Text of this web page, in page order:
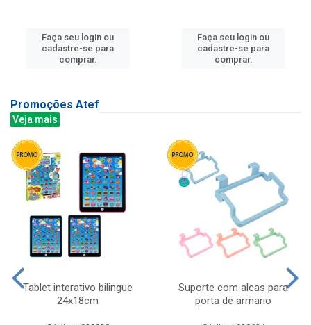
Faça seu login ou
cadastre-se para
comprar.
Faça seu login ou
cadastre-se para
comprar.
Promoções Atef
Veja mais
Tablet interativo bilingue
24x18cm
Suporte com alcas para
porta de armario